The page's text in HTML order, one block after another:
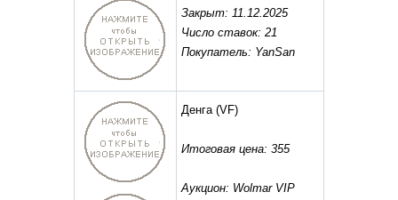
Закрыт: 11.12.2025
Число ставок: 21
Покупатель: YanSan
Денга(VF)
Итоговая цена: 355
Аукцион: Wolmar VIP